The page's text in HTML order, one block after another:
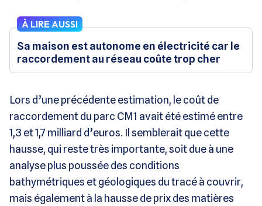
À LIRE AUSSI
Sa maison est autonome en électricité car le
raccordement au réseau coûte trop cher
Lors d’une précédente estimation, le coût de
raccordement du parc CM1 avait été estimé entre
1,3 et 1,7 milliard d’euros. Il semblerait que cette
hausse, qui reste très importante, soit due à une
analyse plus poussée des conditions
bathymétriques et géologiques du tracé à couvrir,
mais également à la hausse de prix des matières